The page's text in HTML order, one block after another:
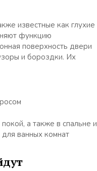
известные как глухие
функцию
поверхность двери
и бороздки. Их
а также в спальне и
ванных комнат